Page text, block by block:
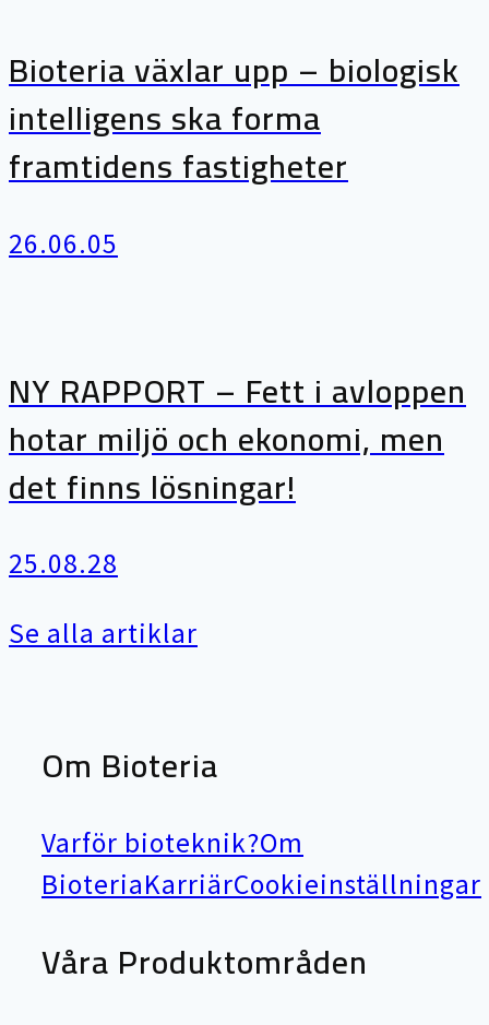
Bioteria växlar upp – biologisk
intelligens ska forma
framtidens fastigheter
26.06.05
NY RAPPORT – Fett i avloppen
hotar miljö och ekonomi, men
det finns lösningar!
25.08.28
Se alla artiklar
Om Bioteria
Varför bioteknik?Om
BioteriaKarriärCookieinställningar
Våra Produktområden